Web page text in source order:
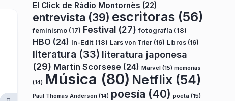
El Click de Ràdio Montornès (22)
entrevista (39) escritoras (56)
feminismo (17) Festival (27) fotografía (18)
HBO (24) In-Edit (18) Lars von Trier (16) Libros (16)
literatura (33) literatura japonesa
(29) Martin Scorsese (24) Marvel (15) memorias
(14) Música (80) Netflix (54)
Paul Thomas Anderson (14) poesía (40) poeta (15)